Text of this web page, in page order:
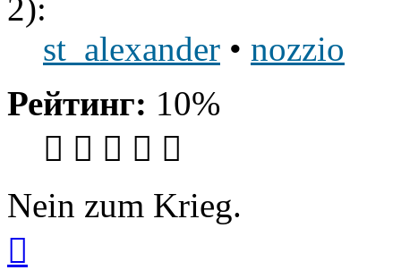
2):
st_alexander • nozzio
Рейтинг: 10%
Nein zum Krieg.
началу